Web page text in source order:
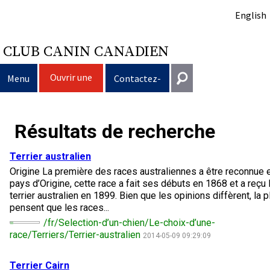
English
CLUB CANIN CANADIEN
Menu Ouvrir une Contactez-
Décision d’acheter un chien
Le choix d’une race
Propriété responsable
Programme Bon voisin canin du CCC
Éducation
Clubs
Création d'un club
Élevage
information@ckc.ca
416-675-5511
Sans frais 1-855-364-7252
5397 Eglinton Avenue W.
Etobicoke (Ontario)
Connexion
J'ai oublié mon nom d'utilisateur
J'ai oublié mon mot de passe
Résultats de recherche
Terrier australien
Origine La première des races australiennes a être reconnue
pays d’Origine, cette race a fait ses débuts en 1868 et a
terrier australien en 1899. Bien que les opinions diffèrent, la
pensent que les races...
/fr/Selection-d’un-chien/Le-choix-d’une-
race/Terriers/Terrier-australien 2014-05-09 09:29:09
Terrier Cairn